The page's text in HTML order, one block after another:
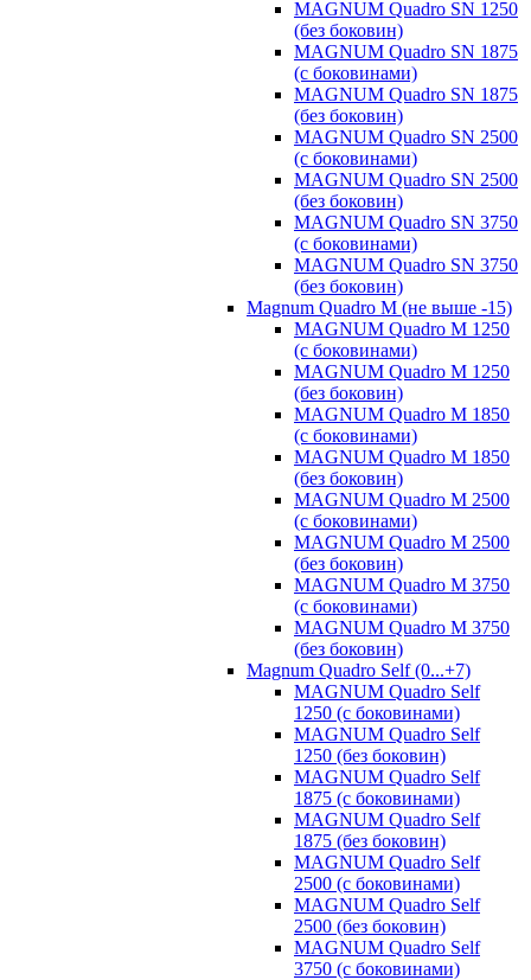
MAGNUM Quadro SN 1250
(без боковин)
MAGNUM Quadro SN 1875
(с боковинами)
MAGNUM Quadro SN 1875
(без боковин)
MAGNUM Quadro SN 2500
(с боковинами)
MAGNUM Quadro SN 2500
(без боковин)
MAGNUM Quadro SN 3750
(с боковинами)
MAGNUM Quadro SN 3750
(без боковин)
Magnum Quadro M (не выше -15)
MAGNUM Quadro M 1250
(с боковинами)
MAGNUM Quadro M 1250
(без боковин)
MAGNUM Quadro M 1850
(с боковинами)
MAGNUM Quadro M 1850
(без боковин)
MAGNUM Quadro M 2500
(с боковинами)
MAGNUM Quadro M 2500
(без боковин)
MAGNUM Quadro M 3750
(с боковинами)
MAGNUM Quadro M 3750
(без боковин)
Magnum Quadro Self (0...+7)
MAGNUM Quadro Self
1250 (с боковинами)
MAGNUM Quadro Self
1250 (без боковин)
MAGNUM Quadro Self
1875 (с боковинами)
MAGNUM Quadro Self
1875 (без боковин)
MAGNUM Quadro Self
2500 (с боковинами)
MAGNUM Quadro Self
2500 (без боковин)
MAGNUM Quadro Self
3750 (с боковинами)